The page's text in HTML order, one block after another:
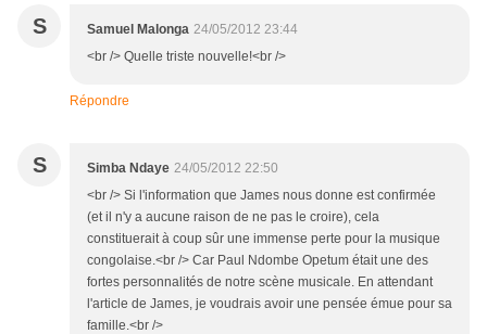
S Samuel Malonga 24/05/2012 23:44
<br /> Quelle triste nouvelle!<br />
Répondre
S Simba Ndaye 24/05/2012 22:50
<br /> Si l'information que James nous donne est confirmée
(et il n'y a aucune raison de ne pas le croire), cela
constituerait à coup sûr une immense perte pour la musique
congolaise.<br /> Car Paul Ndombe Opetum était une des
fortes personnalités de notre scène musicale. En attendant
l'article de James, je voudrais avoir une pensée émue pour sa
famille.<br />